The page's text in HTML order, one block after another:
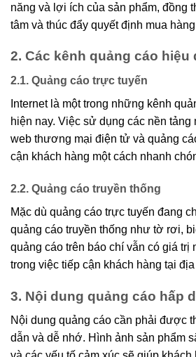
năng và lợi ích của sản phẩm, đồng
tâm và thúc đẩy quyết định mua
2. Các kênh quảng cáo hiệu
2.1. Quảng cáo trực tuyến
Internet là một trong những kênh
hiện nay. Việc sử dụng các nền tảng
web thương mại điện tử và quảng
cận khách hàng một cách nhanh
2.2. Quảng cáo truyền thống
Mặc dù quảng cáo trực tuyến đang
quảng cáo truyền thống như tờ rơi,
quảng cáo trên báo chí vẫn có giá trị
trong việc tiếp cận khách hàng tại
3. Nội dung quảng cáo hấp
Nội dung quảng cáo cần phải được
dẫn và dễ nhớ. Hình ảnh sản phẩm